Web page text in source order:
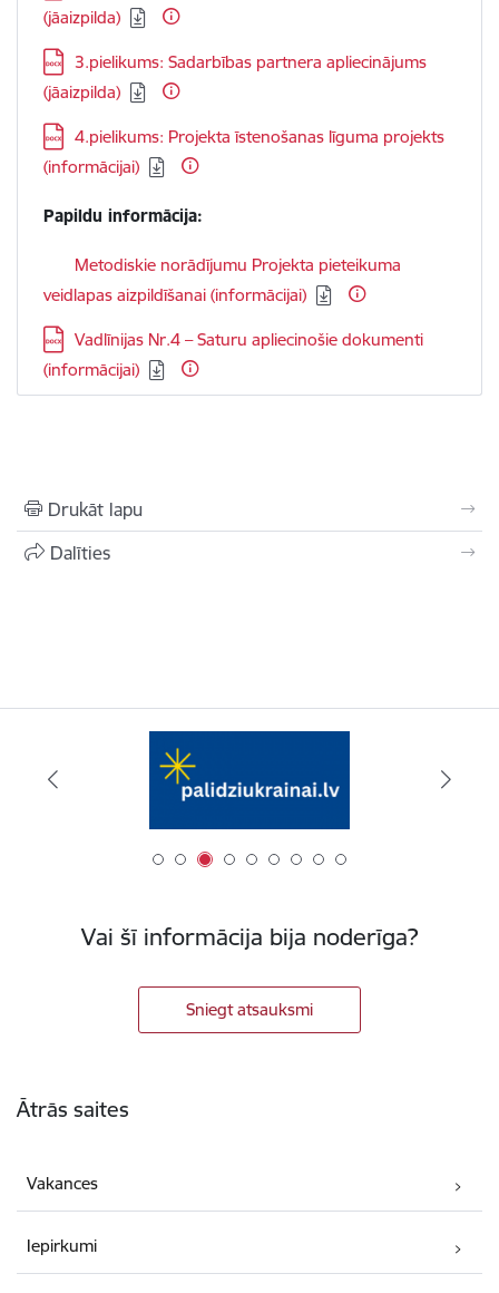
(jāaizpilda)
Lejupielādēt:
3.pielikums: Sadarbības partnera apliecinājums
(jāaizpilda)
Lejupielādēt:
4.pielikums: Projekta īstenošanas līguma projekts
(informācijai)
Papildu informācija:
Lejupielādēt:
Metodiskie norādījumu Projekta pieteikuma
veidlapas aizpildīšanai (informācijai)
Lejupielādēt:
Vadlīnijas Nr.4 – Saturu apliecinošie dokumenti
(informācijai)
Drukāt lapu
Dalīties
Vai šī informācija bija noderīga?
Sniegt atsauksmi
Ātrās saites
Vakances
Iepirkumi